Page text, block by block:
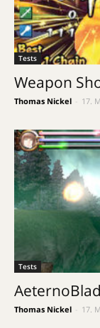
Tests
Weapon
Thomas Nickel 17.
Tests
Thomas Nickel 17.